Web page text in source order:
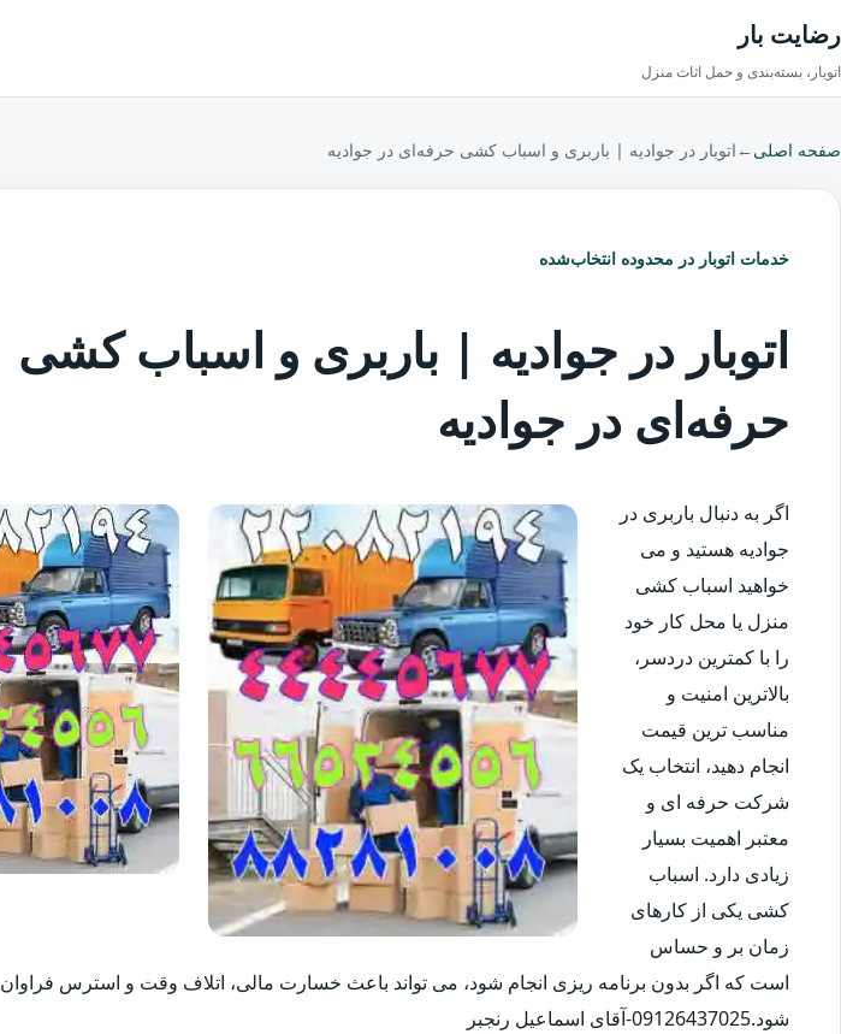
رضایت بار
اتوبار، بسته‌بندی و حمل اثاث منزل
صفحه اصلی ← اتوبار در جوادیه | باربری و اسباب کشی حرفه‌ای در جوادیه
خدمات اتوبار در محدوده انتخاب‌شده
اتوبار در جوادیه | باربری و اسباب کشی
حرفه‌ای در جوادیه
اگر به دنبال باربری در
جوادیه هستید و می
خواهید اسباب کشی
منزل یا محل کار خود
را با کمترین دردسر،
بالاترین امنیت و
مناسب ترین قیمت
انجام دهید، انتخاب یک
شرکت حرفه ای و
معتبر اهمیت بسیار
زیادی دارد. اسباب
کشی یکی از کارهای
زمان بر و حساس
است که اگر بدون برنامه ریزی انجام شود، می تواند باعث خسارت مالی، اتلاف وقت و استرس فراوان
شود.09126437025-آقای اسماعیل رنجبر